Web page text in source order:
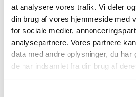
at analysere vores trafik. Vi deler
din brug af vores hjemmeside med
for sociale medier,
analysepartnere. Vores partnere
data med andre oplysninger, du har
de har indsamlet fra din brug af